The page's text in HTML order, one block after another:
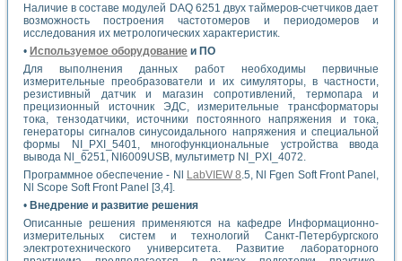
Наличие в составе модулей DAQ 6251 двух таймеров-счетчиков дает
возможность построения частотомеров и периодомеров и
исследования их метрологических характеристик.
• Используемое оборудование и ПО
Для выполнения данных работ необходимы первичные
измерительные преобразователи и их симуляторы, в частности,
резистивный датчик и магазин сопротивлений, термопара и
прецизионный источник ЭДС, измерительные трансформаторы
тока, тензодатчики, источники постоянного напряжения и тока,
генераторы сигналов синусоидального напряжения и специальной
формы NI_PXI_5401, многофункциональные устройства ввода
вывода Nl_6251, NI6009USB, мультиметр NI_PXI_4072.
Программное обеспечение - Nl
LabVIEW 8.5, Nl Fgen Soft Front Panel,
Nl Scope Soft Front Panel [3,4].
• Внедрение и развитие решения
Описанные решения применяются на кафедре Информационно-
измерительных систем и технологий Санкт-Петербургского
электротехнического университета. Развитие лабораторного